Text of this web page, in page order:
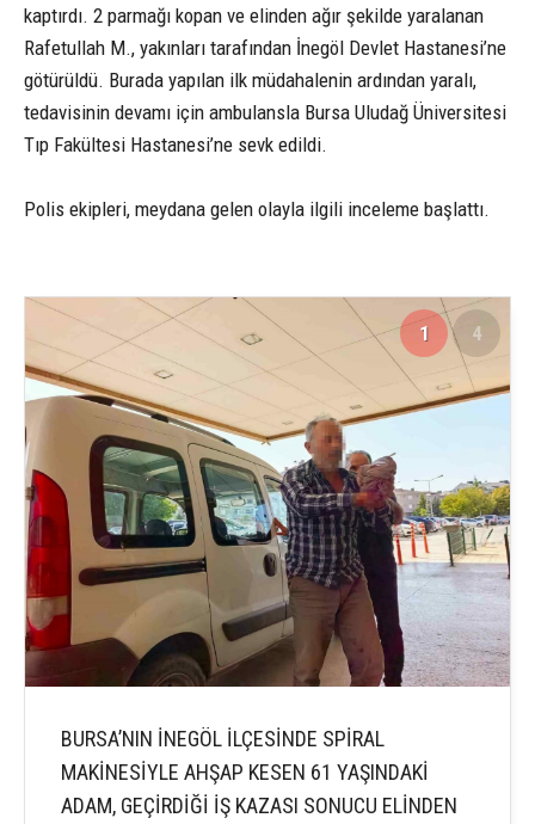
kaptırdı. 2 parmağı kopan ve elinden ağır şekilde yaralanan
Rafetullah M., yakınları tarafından İnegöl Devlet Hastanesi’ne
götürüldü. Burada yapılan ilk müdahalenin ardından yaralı,
tedavisinin devamı için ambulansla Bursa Uludağ Üniversitesi
Tıp Fakültesi Hastanesi’ne sevk edildi.
Polis ekipleri, meydana gelen olayla ilgili inceleme başlattı.
1 4
BURSA’NIN İNEGÖL İLÇESİNDE SPİRAL
MAKİNESİYLE AHŞAP KESEN 61 YAŞINDAKİ
ADAM, GEÇİRDİĞİ İŞ KAZASI SONUCU ELİNDEN